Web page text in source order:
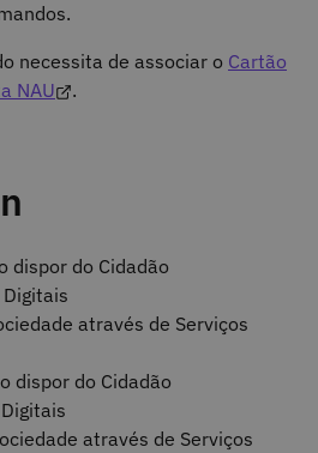
necessita de associar o Cartão
NAU
.
dispor do Cidadão
através de Serviços
dispor do Cidadão
através de Serviços